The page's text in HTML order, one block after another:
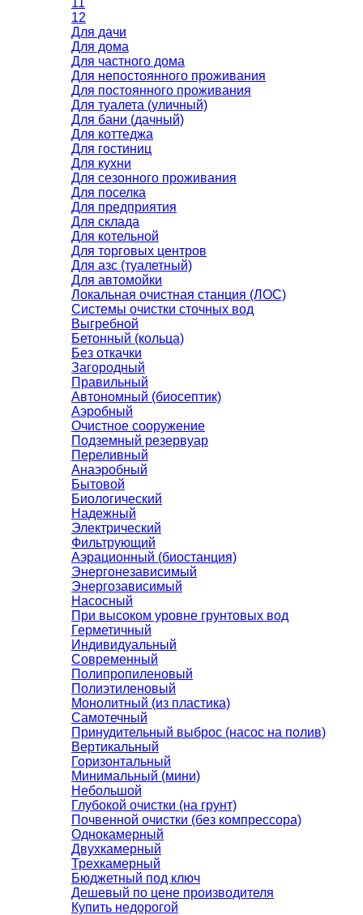
11
12
Для дачи
Для дома
Для частного дома
Для непостоянного проживания
Для постоянного проживания
Для туалета (уличный)
Для бани (дачный)
Для коттеджа
Для гостиниц
Для кухни
Для сезонного проживания
Для поселка
Для предприятия
Для склада
Для котельной
Для торговых центров
Для азс (туалетный)
Для автомойки
Локальная очистная станция (ЛОС)
Системы очистки сточных вод
Выгребной
Бетонный (кольца)
Без откачки
Загородный
Правильный
Автономный (биосептик)
Аэробный
Очистное сооружение
Подземный резервуар
Переливный
Анаэробный
Бытовой
Биологический
Надежный
Электрический
Фильтрующий
Аэрационный (биостанция)
Энергонезависимый
Энергозависимый
Насосный
При высоком уровне грунтовых вод
Герметичный
Индивидуальный
Современный
Полипропиленовый
Полиэтиленовый
Монолитный (из пластика)
Самотечный
Принудительный выброс (насос на полив)
Вертикальный
Горизонтальный
Минимальный (мини)
Небольшой
Глубокой очистки (на грунт)
Почвенной очистки (без компрессора)
Однокамерный
Двухкамерный
Трехкамерный
Бюджетный под ключ
Дешевый по цене производителя
Купить недорогой